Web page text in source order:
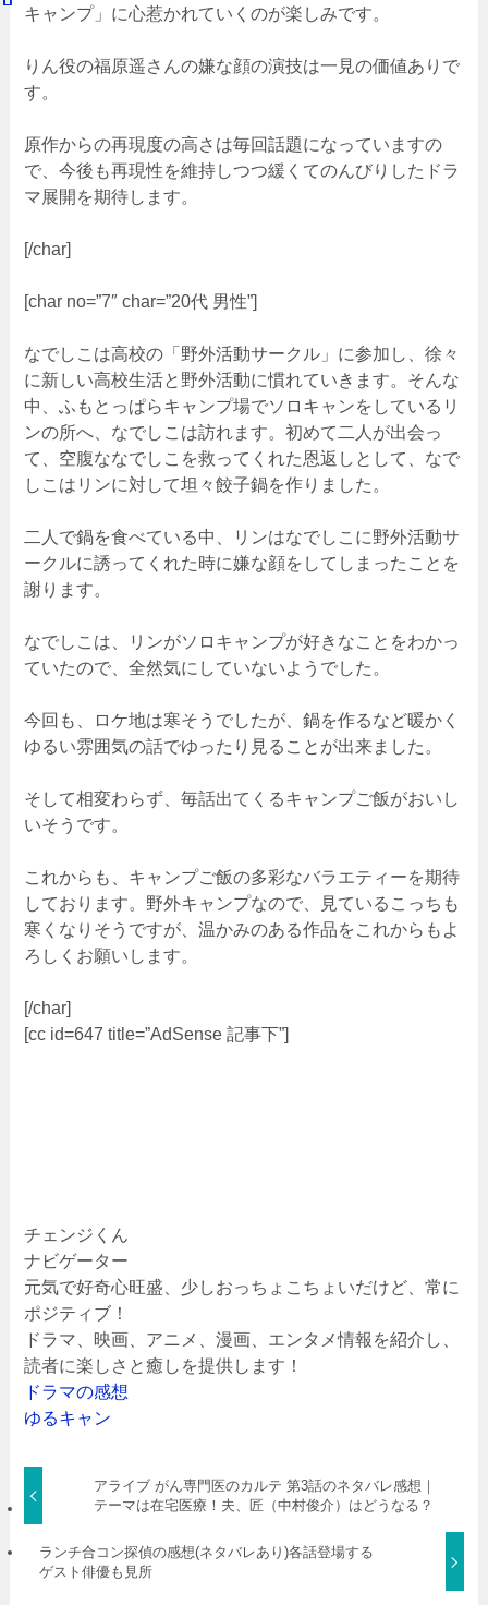
キャンプ」に心惹かれていくのが楽しみです。
りん役の福原遥さんの嫌な顔の演技は一見の価値ありで
す。
原作からの再現度の高さは毎回話題になっていますの
で、今後も再現性を維持しつつ緩くてのんびりしたドラ
マ展開を期待します。
[/char]
[char no=”7″ char=”20代 男性”]
なでしこは高校の「野外活動サークル」に参加し、徐々
に新しい高校生活と野外活動に慣れていきます。そんな
中、ふもとっぱらキャンプ場でソロキャンをしているリ
ンの所へ、なでしこは訪れます。初めて二人が出会っ
て、空腹ななでしこを救ってくれた恩返しとして、なで
しこはリンに対して坦々餃子鍋を作りました。
二人で鍋を食べている中、リンはなでしこに野外活動サ
ークルに誘ってくれた時に嫌な顔をしてしまったことを
謝ります。
なでしこは、リンがソロキャンプが好きなことをわかっ
ていたので、全然気にしていないようでした。
今回も、ロケ地は寒そうでしたが、鍋を作るなど暖かく
ゆるい雰囲気の話でゆったり見ることが出来ました。
そして相変わらず、毎話出てくるキャンプご飯がおいし
いそうです。
これからも、キャンプご飯の多彩なバラエティーを期待
しております。野外キャンプなので、見ているこっちも
寒くなりそうですが、温かみのある作品をこれからもよ
ろしくお願いします。
[/char]
[cc id=647 title=”AdSense 記事下”]
チェンジくん
ナビゲーター
元気で好奇心旺盛、少しおっちょこちょいだけど、常に
ポジティブ！
ドラマ、映画、アニメ、漫画、エンタメ情報を紹介し、
読者に楽しさと癒しを提供します！
ドラマの感想
ゆるキャン
アライブ がん専門医のカルテ 第3話のネタバレ感想｜
テーマは在宅医療！夫、匠（中村俊介）はどうなる？
ランチ合コン探偵の感想(ネタバレあり)各話登場する
ゲスト俳優も見所